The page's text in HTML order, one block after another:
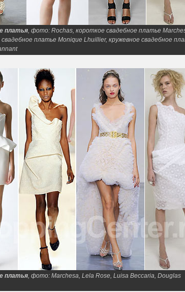
платья, фото: Rochas, короткое свадебное платье
платье Monique Lhuillier, кружевное свадебное
платья, фото: Marchesa, Lela Rose, Luisa Beccaria, Douglas